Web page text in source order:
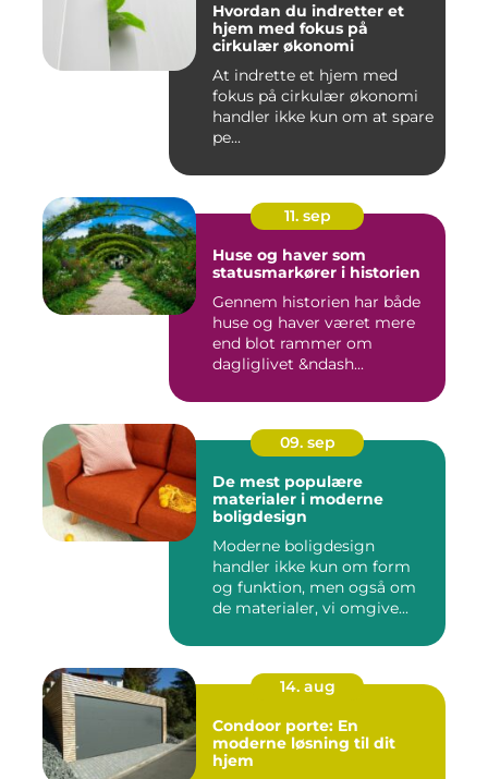
Hvordan du indretter et
hjem med fokus på
cirkulær økonomi
At indrette et hjem med
fokus på cirkulær økonomi
handler ikke kun om at spare
pe...
11. sep
Huse og haver som
statusmarkører i historien
Gennem historien har både
huse og haver været mere
end blot rammer om
dagliglivet &ndash...
09. sep
De mest populære
materialer i moderne
boligdesign
Moderne boligdesign
handler ikke kun om form
og funktion, men også om
de materialer, vi omgive...
14. aug
Condoor porte: En
moderne løsning til dit
hjem